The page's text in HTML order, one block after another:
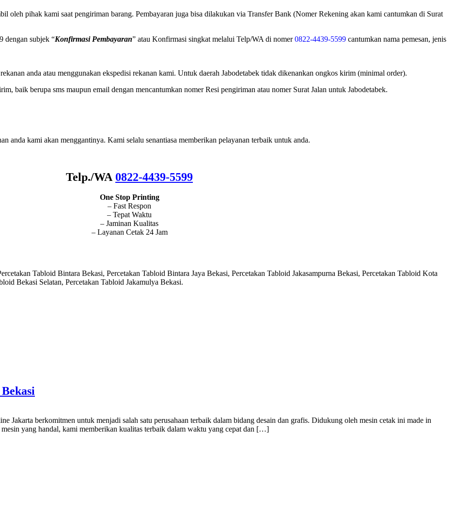
oleh pihak kami saat pengiriman barang. Pembayaran juga bisa dilakukan via Transfer Bank (Nomer Rekening akan kami cantumkan di Surat
dengan subjek “Konfirmasi Pembayaran” atau Konfirmasi singkat melalui Telp/WA di nomer0822-4439-5599 cantumkan nama pemesan, jenis
anda atau menggunakan ekspedisi rekanan kami. Untuk daerah Jabodetabek tidak dikenankan ongkos kirim (minimal order).
baik berupa sms maupun email dengan mencantumkan nomer Resi pengiriman atau nomer Surat Jalan untuk Jabodetabek.
anda kami akan menggantinya. Kami selalu senantiasa memberikan pelayanan terbaik untuk anda.
Telp./WA 0822-4439-5599
One Stop Printing
– Fast Respon
– Tepat Waktu
– Jaminan Kualitas
– Layanan Cetak 24 Jam
Tabloid Bintara Bekasi, Percetakan Tabloid Bintara Jaya Bekasi, Percetakan Tabloid Jakasampurna Bekasi, Percetakan Tabloid Kota
Bekasi Selatan, Percetakan Tabloid Jakamulya Bekasi.
Jakarta berkomitmen untuk menjadi salah satu perusahaan terbaik dalam bidang desain dan grafis. Didukung oleh mesin cetak ini made in
yang handal, kami memberikan kualitas terbaik dalam waktu yang cepat dan […]